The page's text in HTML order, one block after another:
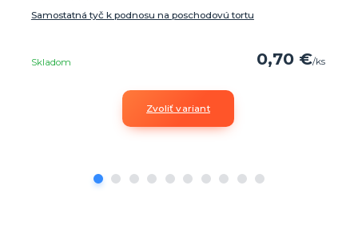
Samostatná tyč k podnosu na poschodovú tortu
0,70 €/ks
Skladom
Zvoliť variant